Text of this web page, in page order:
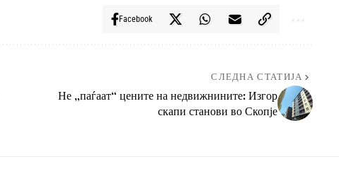
Facebook
СЛЕДНА СТАТИЈА
Не „паѓаат“ цените на недвижнините: Изгор
скапи станови во Скопје